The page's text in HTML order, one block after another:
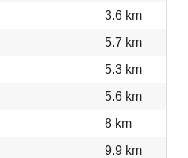
3.6 km
5.7 km
5.3 km
5.6 km
8 km
9.9 km